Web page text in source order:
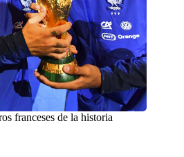
franceses de la historia